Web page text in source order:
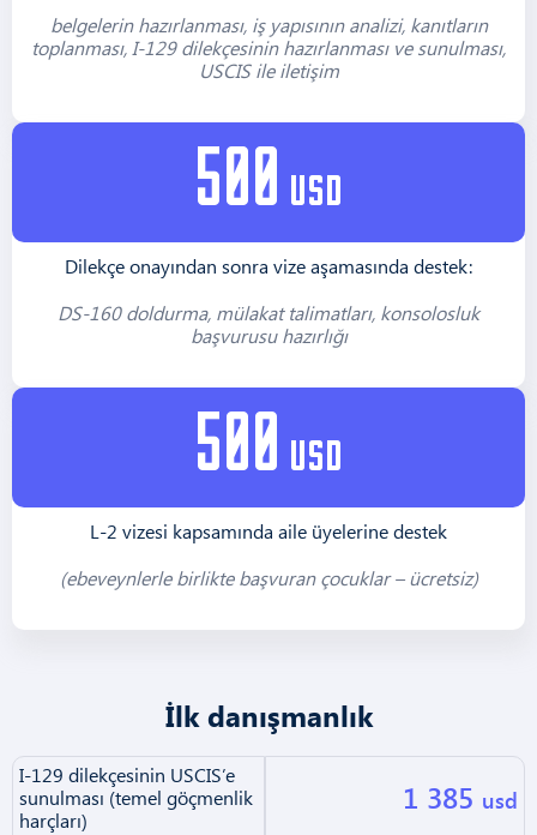
belgelerin hazırlanması, iş yapısının analizi, kanıtların
toplanması, I-129 dilekçesinin hazırlanması ve sunulması,
USCIS ile iletişim
500 usd
Dilekçe onayından sonra vize aşamasında destek:
DS-160 doldurma, mülakat talimatları, konsolosluk
başvurusu hazırlığı
500 usd
L-2 vizesi kapsamında aile üyelerine destek
(ebeveynlerle birlikte başvuran çocuklar – ücretsiz)
İlk danışmanlık
I-129 dilekçesinin USCIS’e
sunulması (temel göçmenlik
harçları)
1 385 usd